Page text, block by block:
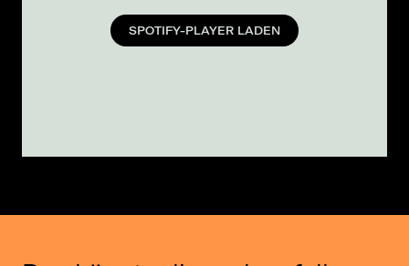
SPOTIFY-PLAYER LADEN